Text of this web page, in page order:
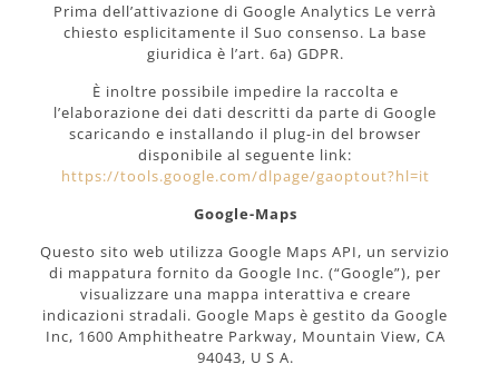
Prima dell’attivazione di Google Analytics Le verrà
chiesto esplicitamente il Suo consenso. La base
giuridica è l’art. 6a) GDPR.
È inoltre possibile impedire la raccolta e
l’elaborazione dei dati descritti da parte di Google
scaricando e installando il plug-in del browser
disponibile al seguente link:
https://tools.google.com/dlpage/gaoptout?hl=it
Google-Maps
Questo sito web utilizza Google Maps API, un servizio
di mappatura fornito da Google Inc. (“Google”), per
visualizzare una mappa interattiva e creare
indicazioni stradali. Google Maps è gestito da Google
Inc, 1600 Amphitheatre Parkway, Mountain View, CA
94043, U S A.